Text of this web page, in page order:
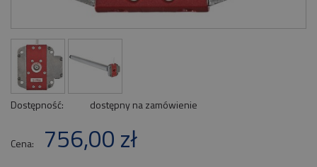
Dostępność: dostępny na zamówienie
Cena: 756,00 zł